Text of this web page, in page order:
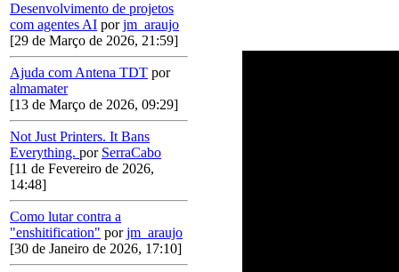
Desenvolvimento de projetos
com agentes AI porjm_araujo
[29 de Março de 2026, 21:59]
Ajuda com Antena TDT por
almamater
[13 de Março de 2026, 09:29]
Not Just Printers. It Bans
Everything. por SerraCabo
[11 de Fevereiro de 2026,
14:48]
Como lutar contra a
"enshitification" porjm_araujo
[30 de Janeiro de 2026, 17:10]